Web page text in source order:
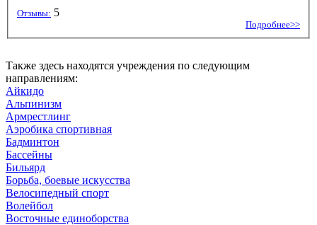
Отзывы: 5
Подробнее>>
Также здесь находятся учреждения по следующим
направлениям:
Айкидо
Альпинизм
Армрестлинг
Аэробика спортивная
Бадминтон
Бассейны
Бильярд
Борьба, боевые искусства
Велосипедный спорт
Волейбол
Восточные единоборства